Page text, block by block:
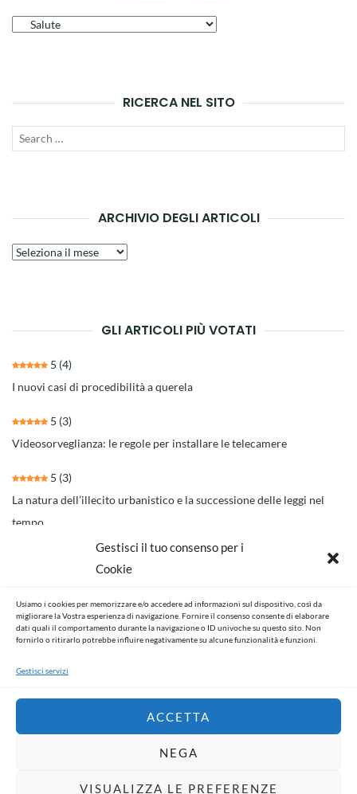
Gestisci il tuo consenso per i
Cookie
Usiamo i cookies per memorizzare e/o accedere ad informazioni sul dispositivo, così da
migliorare la Vostra esperienza di navigazione. Fornire il consenso consente di elaborare
dati quali il comportamento durante la navigazione o ID univoche su questo sito. Non
fornirlo o ritirarlo potrebbe influire negativamente su alcune funzionalità e funzioni.
Gestisci servizi
ACCETTA
NEGA
VISUALIZZA LE PREFERENZE
Argomenti
RICERCA NEL SITO
Search
ARCHIVIO DEGLI ARTICOLI
Archivio
GLI ARTICOLI PIÙ VOTATI
5 (4)
I nuovi casi di procedibilità a querela
5 (3)
Videosorveglianza: le regole per installare le telecamere
5 (3)
La natura dell’illecito urbanistico e la successione delle leggi nel
tempo
4.6 (14)
NOVITA’ NORMATIVE E GIURISPRUDENZIALI